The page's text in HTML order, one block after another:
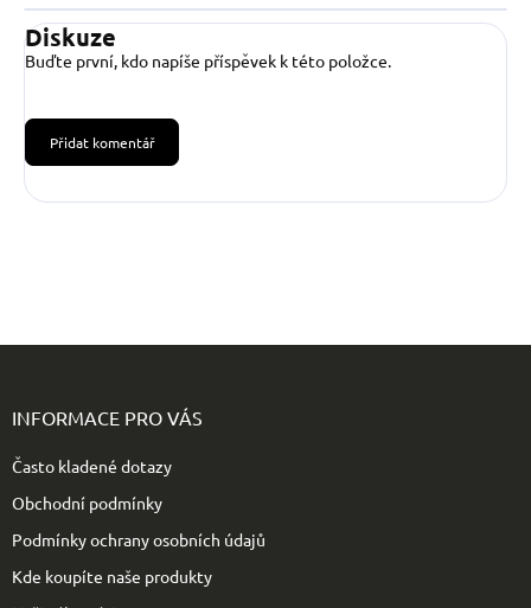
Diskuze
Buďte první, kdo napíše příspěvek k této položce.
Přidat komentář
INFORMACE PRO VÁS
Často kladené dotazy
Obchodní podmínky
Podmínky ochrany osobních údajů
Kde koupíte naše produkty